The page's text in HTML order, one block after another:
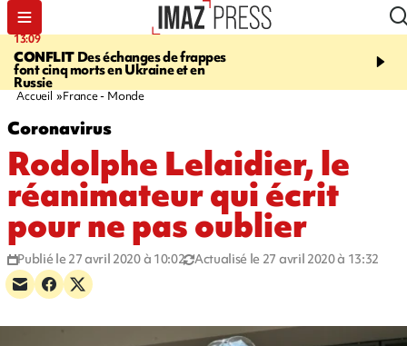
13:09
CONFLIT Des échanges de frappes
font cinq morts en Ukraine et en
Russie
17:14
Quatre
européennes pour les
Accueil France - Monde
Coronavirus
Rodolphe Lelaidier, le
réanimateur qui écrit
pour ne pas oublier
Publié le 27 avril 2020 à 10:02 Actualisé le 27 avril 2020 à 13:32